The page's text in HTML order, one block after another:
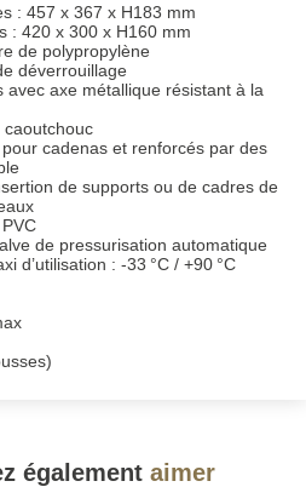
: 457 x 367 x H183 mm
: 420 x 300 x H160 mm
de polypropylène
déverrouillage
avec axe métallique résistant à la
caoutchouc
cadenas et renforcés par des
de supports ou de cadres de
de pressurisation automatique
d’utilisation : -33 °C / +90 °C
également aimer